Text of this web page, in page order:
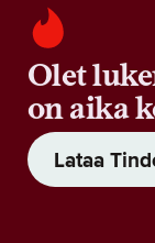
Olet
on aika
Lataa